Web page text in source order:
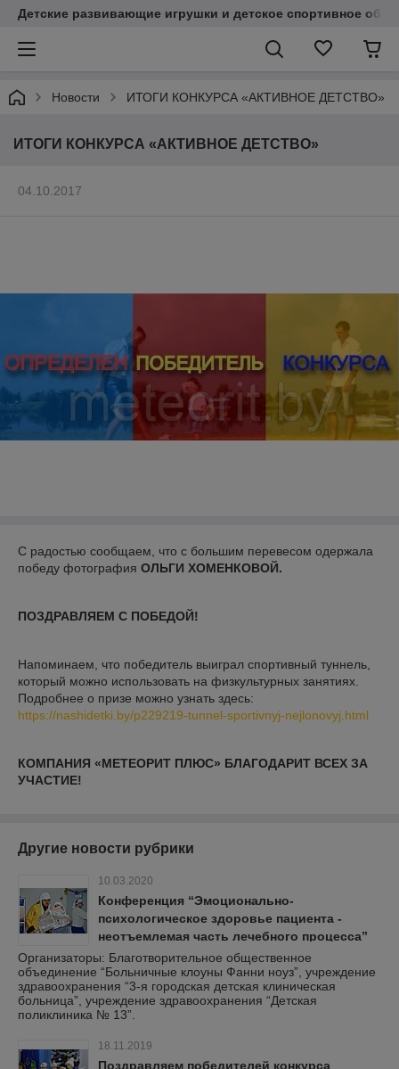
Детские развивающие игрушки и детское спортивное
Новости ИТОГИ КОНКУРСА «АКТИВНОЕ ДЕТСТВО»
ИТОГИ КОНКУРСА «АКТИВНОЕ ДЕТСТВО»
04.10.2017
С радостью сообщаем, что с большим перевесом одержала
победу фотография ОЛЬГИ ХОМЕНКОВОЙ.
ПОЗДРАВЛЯЕМ С ПОБЕДОЙ!
Напоминаем, что победитель выиграл спортивный туннель,
который можно использовать на физкультурных занятиях.
Подробнее о призе можно узнать здесь:
https://nashidetki.by/p229219-tunnel-sportivnyj-nejlonovyj.html
КОМПАНИЯ «МЕТЕОРИТ ПЛЮС» БЛАГОДАРИТ ВСЕХ ЗА
УЧАСТИЕ!
Другие новости рубрики
10.03.2020
Конференция “Эмоционально-
психологическое здоровье пациента -
неотъемлемая часть лечебного процесса”
Организаторы: Благотворительное общественное
объединение “Больничные клоуны Фанни ноуз”, учреждение
здравоохранения “3-я городская детская клиническая
больница”, учреждение здравоохранения “Детская
поликлиника № 13”.
18.11.2019
Поздравляем победителей конкурса